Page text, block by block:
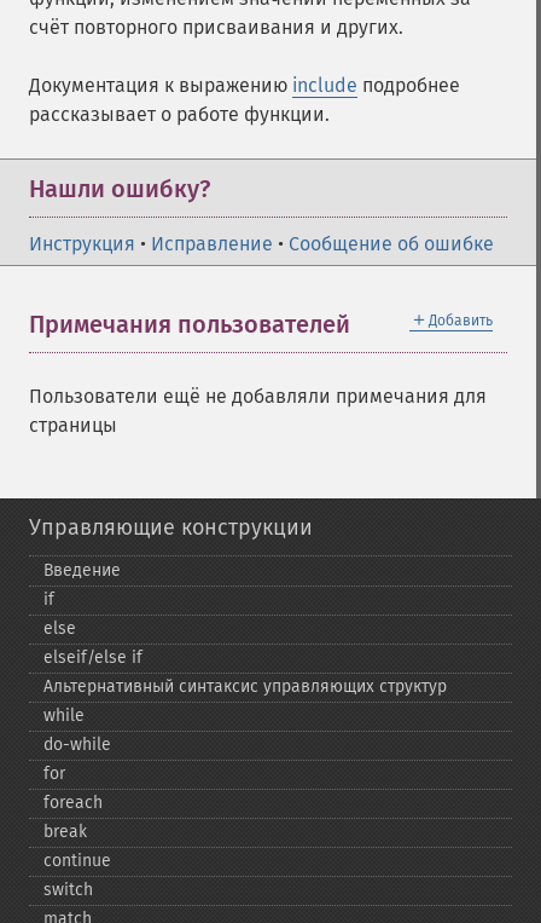
счёт повторного присваивания и других.
Документация к выражению include подробнее
рассказывает о работе функции.
Нашли ошибку?
Инструкция • Исправление • Сообщение об ошибке
＋ Добавить
Примечания пользователей
Пользователи ещё не добавляли примечания для
страницы
Управляющие конструкции
Введение
if
else
elseif/else if
Альтернативный синтаксис управляющих структур
while
do-​while
for
foreach
break
continue
switch
match